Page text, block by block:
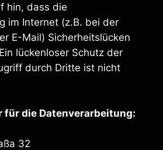
hin, dass die
im Internet (z.B. bei der
E-Mail) Sicherheitslücken
lückenloser Schutz der
durch Dritte ist nicht
für die Datenverarbeitung:
32